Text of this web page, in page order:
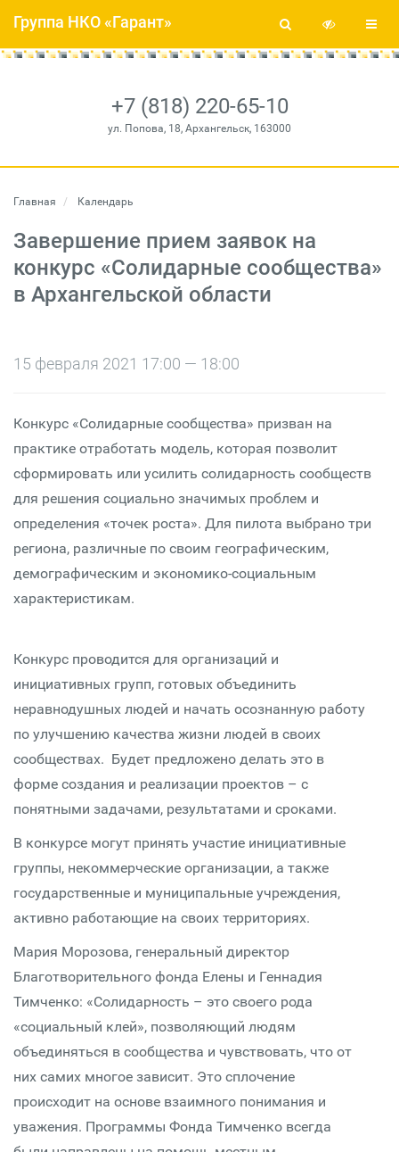
+7 (818) 220-65-10
ул. Попова, 18, Архангельск, 163000
Группа НКО «Гарант»
Главная Календарь
Завершение прием заявок на
конкурс «Солидарные сообщества»
в Архангельской области
15 февраля 2021 17:00 — 18:00
Конкурс «Солидарные сообщества» призван на
практике отработать модель, которая позволит
сформировать или усилить солидарность сообществ
для решения социально значимых проблем и
определения «точек роста». Для пилота выбрано три
региона, различные по своим географическим,
демографическим и экономико-социальным
характеристикам.
Конкурс проводится для организаций и
инициативных групп, готовых объединить
неравнодушных людей и начать осознанную работу
по улучшению качества жизни людей в своих
сообществах. Будет предложено делать это в
форме создания и реализации проектов – с
понятными задачами, результатами и сроками.
В конкурсе могут принять участие инициативные
группы, некоммерческие организации, а также
государственные и муниципальные учреждения,
активно работающие на своих территориях.
Мария Морозова, генеральный директор
Благотворительного фонда Елены и Геннадия
Тимченко: «Солидарность – это своего рода
«социальный клей», позволяющий людям
объединяться в сообщества и чувствовать, что от
них самих многое зависит. Это сплочение
происходит на основе взаимного понимания и
уважения. Программы Фонда Тимченко всегда